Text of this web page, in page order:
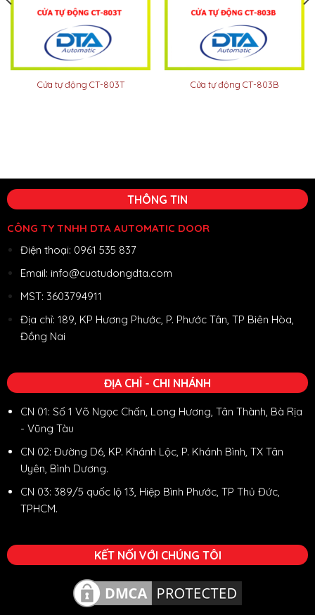
Cửa tự động CT-803T Cửa tự động CT-803B
THÔNG TIN
CÔNG TY TNHH DTA AUTOMATIC DOOR
Điện thoại: 0961 535 837
Email: info@cuatudongdta.com
MST: 3603794911
Địa chỉ: 189, KP Hương Phước, P. Phước Tân, TP Biên Hòa,
Đồng Nai
ĐỊA CHỈ - CHI NHÁNH
CN 01: Số 1 Võ Ngọc Chấn, Long Hương, Tân Thành, Bà Rịa
- Vũng Tàu
CN 02: Đường D6, KP. Khánh Lộc, P. Khánh Bình, TX Tân
Uyên, Bình Dương.
CN 03: 389/5 quốc lộ 13, Hiệp Bình Phước, TP Thủ Đức,
TPHCM.
KẾT NỐI VỚI CHÚNG TÔI